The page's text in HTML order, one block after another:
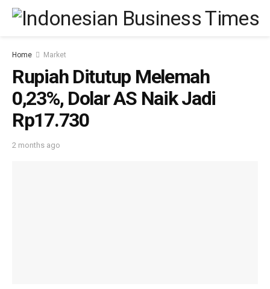
Home Market
Rupiah Ditutup Melemah
0,23%, Dolar AS Naik Jadi
Rp17.730
2 months ago